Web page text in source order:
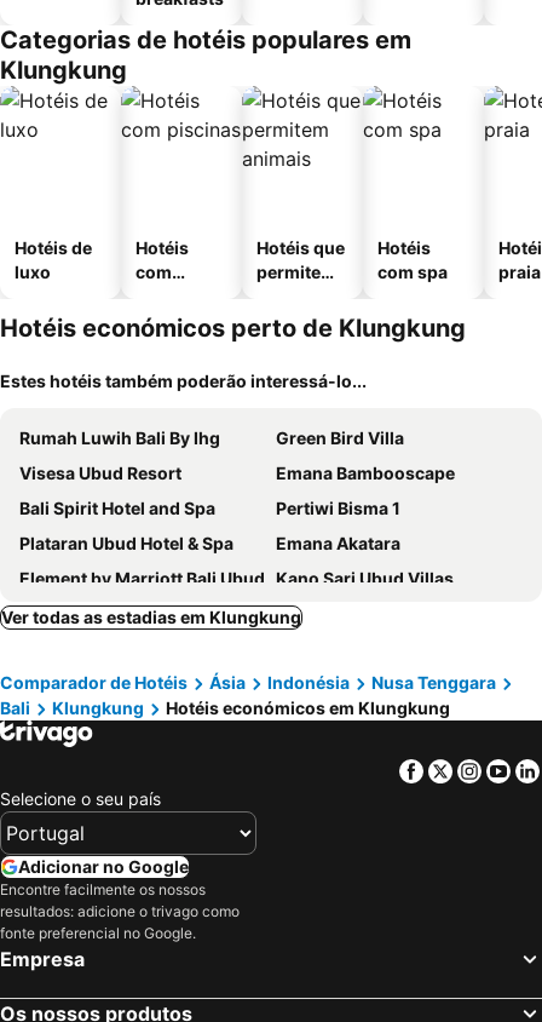
Categorias de hotéis populares em
Klungkung
Hotéis de
luxo
Hotéis
com
Hotéis que
permitem
Hotéis
com spa
praia
Hotéis económicos perto de Klungkung
Estes hotéis também poderão interessá-lo...
Rumah Luwih Bali By Ihg
Green Bird Villa
Visesa Ubud Resort
Emana Bambooscape
Bali Spirit Hotel and Spa
Pertiwi Bisma 1
Plataran Ubud Hotel & Spa
Emana Akatara
Element by Marriott Bali Ubud Kano Sari Ubud Villas
Starloka Saba Bali Hotel
KajaNe Yangloni
Dinara Ubud
Villa Sabandari
Purana Suite Ubud
Kadiga Villas Ubud by GenuineHost
The Westin Resort & Spa Ubud, Bali
Bhuwana Ubud Hotel
The Artini Dijiwa Ubud
The Kemilau Ubud
Ubud Village Hotel
Ulun Ubud Resort
Gynandha Ubud Cottage
Puri Sebali Resort Bali
Kencana Ubud by Mahaputra
Sabana Ubud
Ver todas as estadias em Klungkung
Comparador de Hotéis Ásia Indonésia
Nusa Tenggara
Bali
Klungkung Hotéis económicos em Klungkung
Facebook
Twitter
Selecione o seu país
Adicionar no Google
Encontre facilmente os nossos
resultados: adicione o trivago como
fonte preferencial no Google.
Empresa
Os nossos produtos